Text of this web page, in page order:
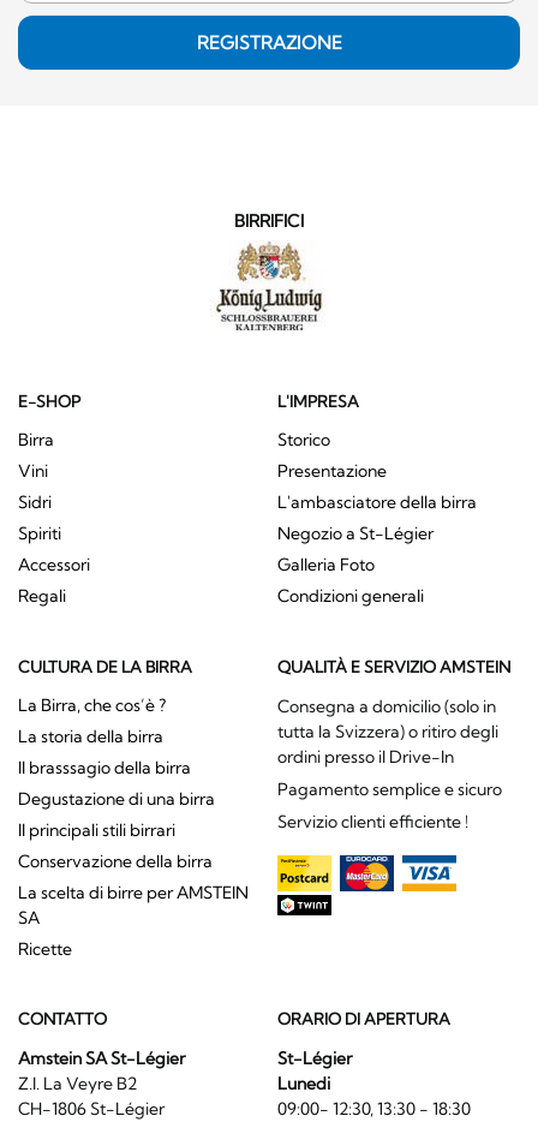
REGISTRAZIONE
BIRRIFICI
E-SHOP
Birra
Vini
Sidri
Spiriti
Accessori
Regali
L'IMPRESA
Storico
Presentazione
L'ambasciatore della birra
Negozio a St-Légier
Galleria Foto
Condizioni generali
CULTURA DE LA BIRRA
La Birra, che cos’è ?
La storia della birra
Il brasssagio della birra
Degustazione di una birra
Il principali stili birrari
Conservazione della birra
La scelta di birre per AMSTEIN
SA
Ricette
QUALITÀ E SERVIZIO AMSTEIN
Consegna a domicilio (solo in
tutta la Svizzera) o ritiro degli
ordini presso il Drive-In
Pagamento semplice e sicuro
Servizio clienti efficiente !
CONTATTO
Amstein SA St-Légier
Z.I. La Veyre B2
CH-1806 St-Légier
ORARIO DI APERTURA
St-Légier
Lunedi
09:00- 12:30, 13:30 - 18:30